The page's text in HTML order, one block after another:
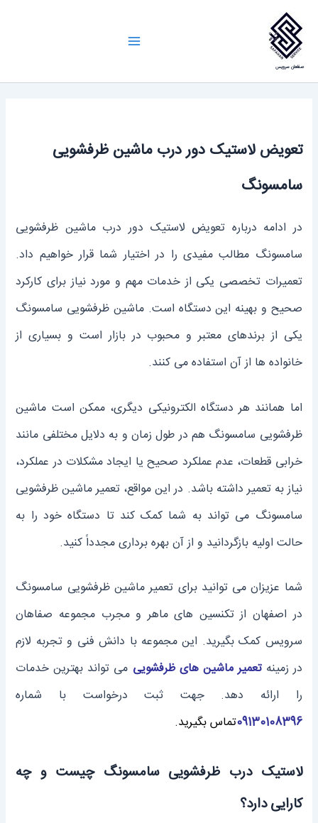
محتواصفاهان سرویس
تعویض لاستیک دور درب ماشین ظرفشویی
سامسونگ
در ادامه درباره تعویض لاستیک دور درب ماشین ظرفشویی
سامسونگ مطالب مفیدی را در اختیار شما قرار خواهیم داد.
تعمیرات تخصصی یکی از خدمات مهم و مورد نیاز برای کارکرد
صحیح و بهینه این دستگاه است. ماشین ظرفشویی سامسونگ
یکی از برندهای معتبر و محبوب در بازار است و بسیاری از
خانواده‌ ها از آن استفاده می ‌کنند.
اما همانند هر دستگاه الکترونیکی دیگری، ممکن است ماشین
ظرفشویی سامسونگ هم در طول زمان و به دلایل مختلفی مانند
خرابی قطعات، عدم عملکرد صحیح یا ایجاد مشکلات در عملکرد،
نیاز به تعمیر داشته باشد. در این مواقع، تعمیر ماشین ظرفشویی
سامسونگ می ‌تواند به شما کمک کند تا دستگاه خود را به
حالت اولیه بازگردانید و از آن بهره‌ برداری مجدداً کنید.
شما عزیزان می توانید برای تعمیر ماشین ظرفشویی سامسونگ
در اصفهان از تکنسین ‌های ماهر و مجرب مجموعه صفاهان
سرویس کمک بگیرید. این مجموعه با دانش فنی و تجربه لازم
در زمینهتعمیر ماشین های ظرفشویی می تواند بهترین خدمات
را ارائه دهد. جهت ثبت درخواست با شماره
09130108396تماس بگیرید.
لاستیک درب ظرفشویی سامسونگ چیست و چه
کارایی دارد؟